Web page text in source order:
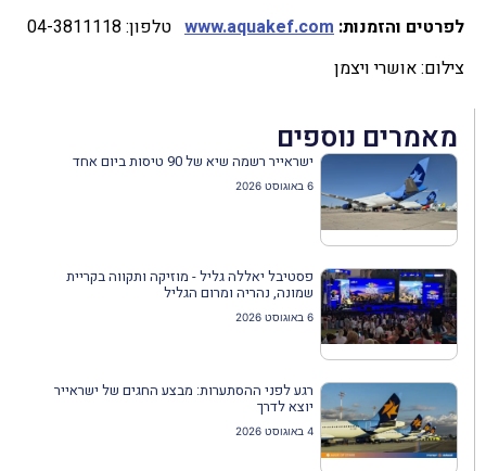
לפרטים והזמנות: www.aquakef.com טלפון: 04-3811118
צילום: אושרי ויצמן
מאמרים נוספים
ישראייר רשמה שיא של 90 טיסות ביום אחד
6 באוגוסט 2026
פסטיבל יאללה גליל - מוזיקה ותקווה בקריית
שמונה, נהריה ומרום הגליל
6 באוגוסט 2026
רגע לפני ההסתערות: מבצע החגים של ישראייר
יוצא לדרך
4 באוגוסט 2026